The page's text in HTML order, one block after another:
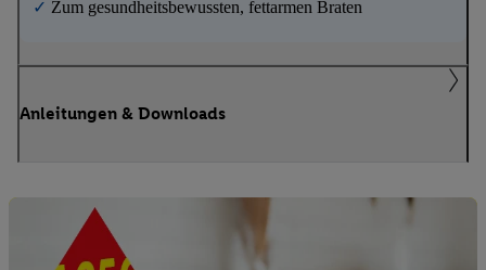
✓ Zum gesundheitsbewussten, fettarmen Braten
Anleitungen & Downloads